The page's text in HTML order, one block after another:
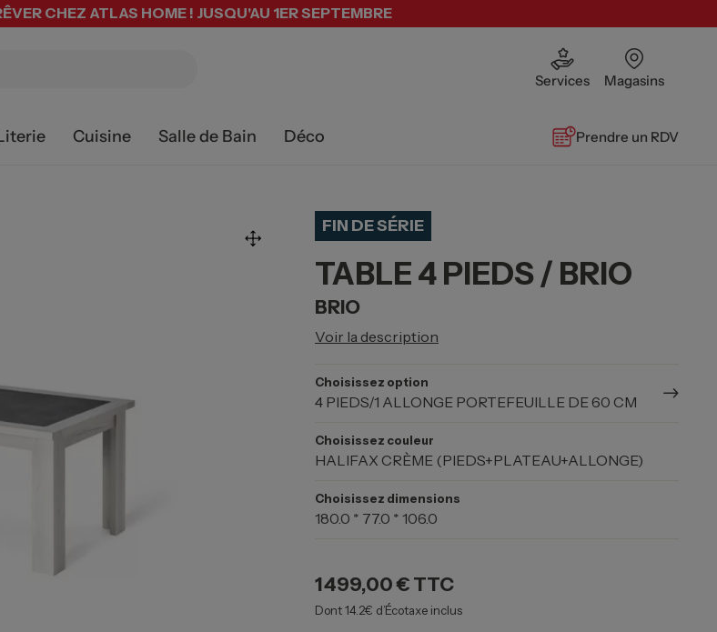
CHEZ ATLAS HOME ! JUSQU'AU 1ER SEPTEMBRE
Services Magasins
Cuisine Salle de Bain Déco Prendre un RDV
FIN DE SÉRIE
TABLE 4 PIEDS / BRIO
BRIO
Voir la description
Choisissez option
4 PIEDS/1 ALLONGE PORTEFEUILLE DE 60 CM
Choisissez couleur
HALIFAX CRÈME (PIEDS+PLATEAU+ALLONGE)
Choisissez dimensions
180.0 * 77.0 * 106.0
1 499,00 € TTC
Dont 14.2€ d’Écotaxe inclus